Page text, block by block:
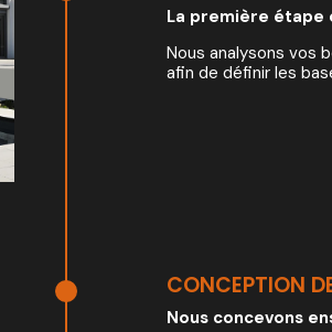
La première
Nous analysons vos
afin de définir les
CONCEPTION
Nous concevons